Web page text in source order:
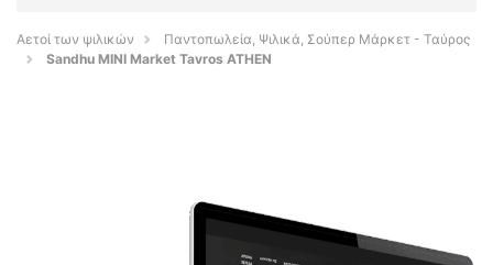
Αετοί των ψιλικών
Παντοπωλεία, Ψιλικά, Σούπερ Μάρκετ - Ταύρος
Sandhu MINI Market Tavros ATHEN